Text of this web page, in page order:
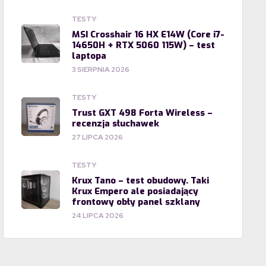
TESTY
MSI Crosshair 16 HX E14W (Core i7-
14650H + RTX 5060 115W) – test
laptopa
3 SIERPNIA 2026
TESTY
Trust GXT 498 Forta Wireless –
recenzja słuchawek
27 LIPCA 2026
TESTY
Krux Tano – test obudowy. Taki
Krux Empero ale posiadający
frontowy obły panel szklany
24 LIPCA 2026